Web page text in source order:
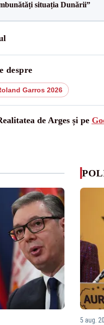
situația Dunării”
despre
Garros 2026
de Arges și pe
5 aug.